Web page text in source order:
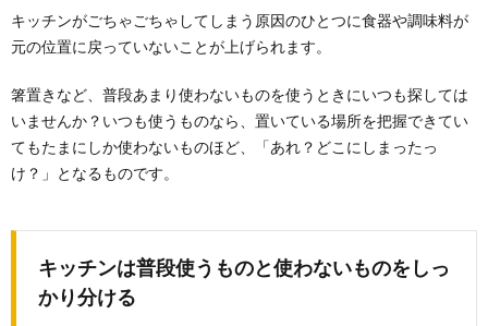
が苦手な人向け整頓術
自分は整理整頓が苦手だと感じている方はたくさんい
ると思います。 子供の頃からいつも親に「部...
【洋服収納のコツ】クローゼットは三段に
分けて収納しよう
掃除の手順を確認！毎日の掃除が負担にな
キッチンがごちゃごちゃしてしまう原因のひとつに食器や調味料が
元の位置に戻っていないことが上げられます。
箸置きなど、普段あまり使わないものを使うときにいつも探しては
いませんか？いつも使うものなら、置いている場所を把握できてい
てもたまにしか使わないものほど、「あれ？どこにしまったっ
け？」となるものです。
キッチンは普段使うものと使わないものをしっ
かり分ける